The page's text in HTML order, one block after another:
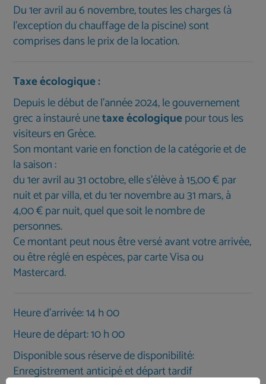
Du 1er avril au 6 novembre, toutes les charges (à
l'exception du chauffage de la piscine) sont
comprises dans le prix de la location.
Taxe écologique :
Depuis le début de l'année 2024, le gouvernement
grec a instauré unetaxe écologiquepour tous les
visiteurs en Grèce.
Son montant varie en fonction de la catégorie et de
la saison :
du 1er avril au 31 octobre, elle s'élève à 15,00 € par
nuit et par villa, et du 1er novembre au 31 mars, à
4,00 € par nuit, quel que soit le nombre de
personnes.
Ce montant peut nous être versé avant votre arrivée,
ou être réglé en espèces, par carte Visa ou
Mastercard.
Heure d'arrivée: 14 h 00
Heure de départ: 10 h 00
Disponible sous réserve de disponibilité:
Enregistrement anticipé et départ tardif